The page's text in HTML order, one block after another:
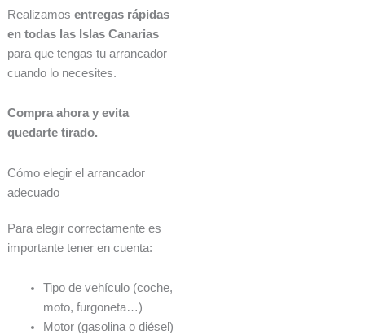
Realizamos entregas rápidas
en todas las Islas Canarias
para que tengas tu arrancador
cuando lo necesites.
Compra ahora y evita
quedarte tirado.
Cómo elegir el arrancador
adecuado
Para elegir correctamente es
importante tener en cuenta:
Tipo de vehículo (coche,
moto, furgoneta…)
Motor (gasolina o diésel)